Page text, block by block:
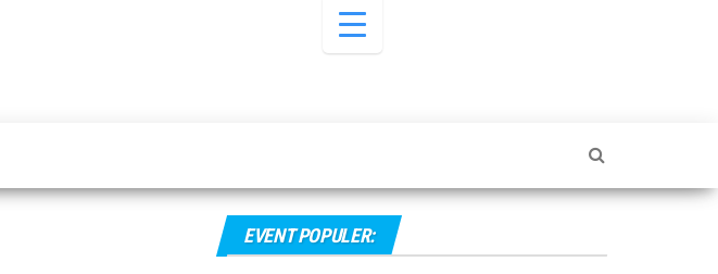
EVENT POPULER: